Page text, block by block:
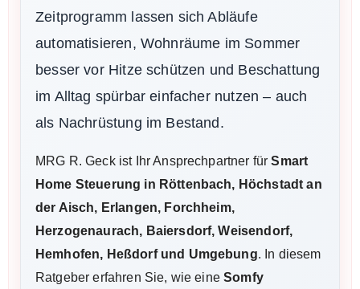
Zeitprogramm lassen sich Abläufe
automatisieren, Wohnräume im Sommer
besser vor Hitze schützen und Beschattung
im Alltag spürbar einfacher nutzen – auch
als Nachrüstung im Bestand.
MRG R. Geck ist Ihr Ansprechpartner fürSmart
Home Steuerung in Röttenbach, Höchstadt an
der Aisch, Erlangen, Forchheim,
Herzogenaurach, Baiersdorf, Weisendorf,
Hemhofen, Heßdorf und Umgebung. In diesem
Ratgeber erfahren Sie, wie eineSomfy